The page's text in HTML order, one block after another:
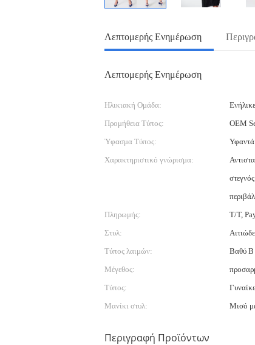
Λεπτομερής Ενημέρωση
Λεπτομερής Ενημέρωση
Ηλικιακή Ομάδα:
Προμήθεια Τύπος:
OEM
Ύφασμα Τύπος:
Υφαντά
Χαρακτηριστικό γνώρισμα:
Πληρωμής: T/T,
Στυλ:
Τύπος λαιμών:
Βαθύ Β
Μέγεθος:
Τύπος:
Μανίκι στυλ:
Μισό
Περιγραφή Προϊόντων